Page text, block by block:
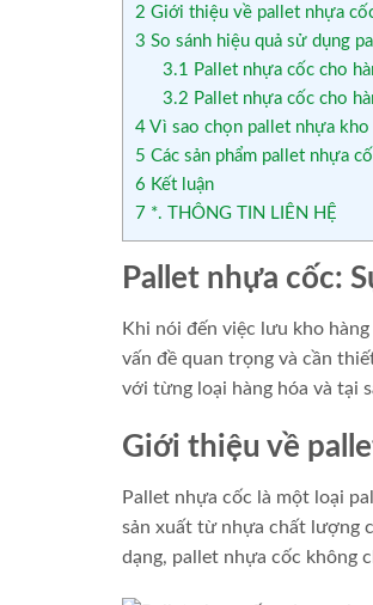
2 Giới thiệu về pallet nhựa
3 So sánh hiệu quả sử dụng
3.1
Pallet nhựa cốc cho
3.2 Pallet nhựa cốc cho
4 Vì sao chọn pallet nhựa
5 Các sản phẩm pallet nhựa
6 Kết luận
7 *. THÔNG TIN LIÊN HỆ
Pallet nhựa cốc:
Khi nói đến việc lưu kho
vấn đề quan trọng và cần
với từng loại hàng hóa và tại
Giới thiệu về
Pallet nhựa cốc là một loại
sản xuất từ nhựa chất lượng
dạng, pallet nhựa cốc không